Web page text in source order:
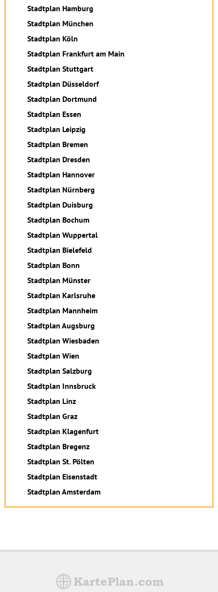
Stadtplan Hamburg
Stadtplan München
Stadtplan Köln
Stadtplan Frankfurt am Main
Stadtplan Stuttgart
Stadtplan Düsseldorf
Stadtplan Dortmund
Stadtplan Essen
Stadtplan Leipzig
Stadtplan Bremen
Stadtplan Dresden
Stadtplan Hannover
Stadtplan Nürnberg
Stadtplan Duisburg
Stadtplan Bochum
Stadtplan Wuppertal
Stadtplan Bielefeld
Stadtplan Bonn
Stadtplan Münster
Stadtplan Karlsruhe
Stadtplan Mannheim
Stadtplan Augsburg
Stadtplan Wiesbaden
Stadtplan Wien
Stadtplan Salzburg
Stadtplan Innsbruck
Stadtplan Linz
Stadtplan Graz
Stadtplan Klagenfurt
Stadtplan Bregenz
Stadtplan St. Pölten
Stadtplan Eisenstadt
Stadtplan Amsterdam